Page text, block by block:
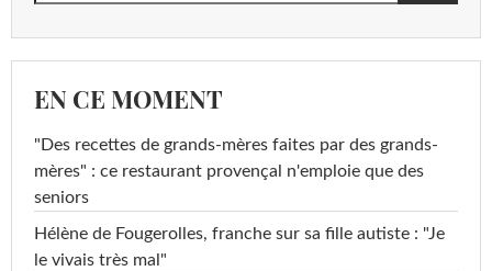
EN CE MOMENT
"Des recettes de grands-mères faites par des grands-
mères" : ce restaurant provençal n'emploie que des
seniors
Hélène de Fougerolles, franche sur sa fille autiste : "Je
le vivais très mal"